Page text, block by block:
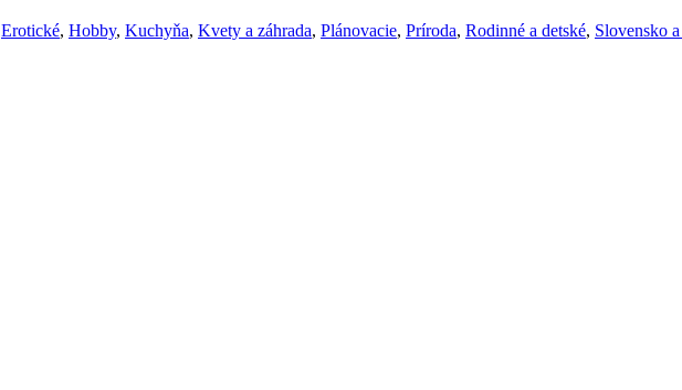
Erotické, Hobby, Kuchyňa, Kvety a záhrada, Plánovacie, Príroda, Rodinné a detské, Slovensko